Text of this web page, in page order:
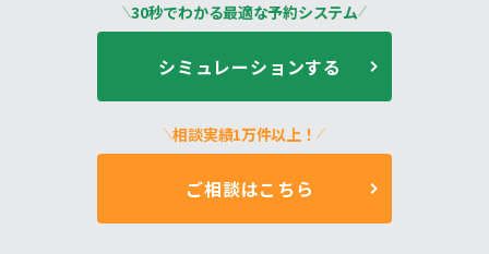
お問い合わせ
30秒でわかる最適な予約システム
シミュレーションする
相談実績1万件以上！
ご相談はこちら